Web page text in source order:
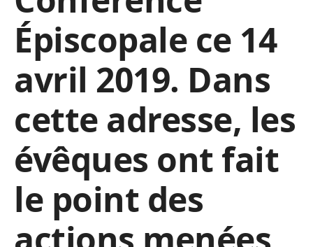
Épiscopale ce 14
avril 2019. Dans
cette adresse, les
évêques ont fait
le point des